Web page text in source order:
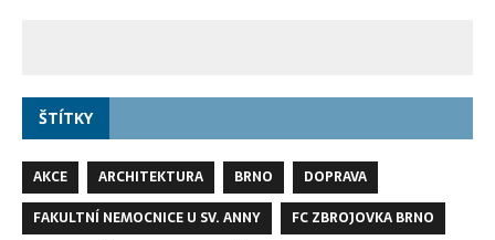
ŠTÍTKY
AKCE ARCHITEKTURA BRNO
DOPRAVA
FAKULTNÍ NEMOCNICE U SV. ANNY
FC ZBROJOVKA BRNO